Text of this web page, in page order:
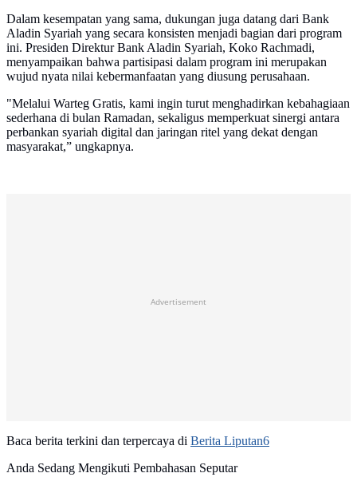
Dalam kesempatan yang sama, dukungan juga datang dari Bank
Aladin Syariah yang secara konsisten menjadi bagian dari program
ini. Presiden Direktur Bank Aladin Syariah, Koko Rachmadi,
menyampaikan bahwa partisipasi dalam program ini merupakan
wujud nyata nilai kebermanfaatan yang diusung perusahaan.
"Melalui Warteg Gratis, kami ingin turut menghadirkan kebahagiaan
sederhana di bulan Ramadan, sekaligus memperkuat sinergi antara
perbankan syariah digital dan jaringan ritel yang dekat dengan
masyarakat,” ungkapnya.
Advertisement
Baca berita terkini dan terpercaya di Berita Liputan6
Anda Sedang Mengikuti Pembahasan Seputar